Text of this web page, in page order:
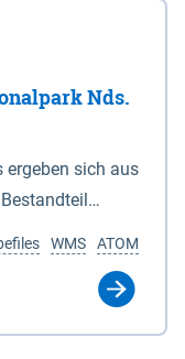
Nds.
ergeben sich aus
2), 2.
(AK5) im
ATOM
WMS